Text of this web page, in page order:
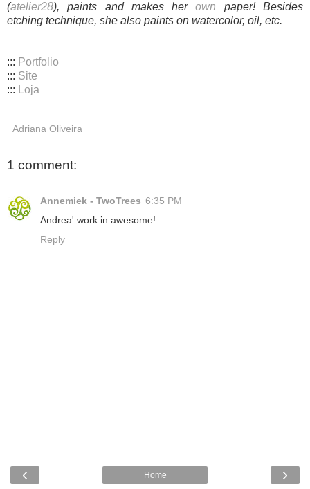
(atelier28), paints and makes herown paper! Besides
etching technique, she also paints on watercolor, oil, etc.
::: Portfolio
::: Site
:::
Loja
Adriana Oliveira
1 comment:
Annemiek - TwoTrees 6:35 PM
Andrea' work in awesome!
Reply
‹ ›
Home